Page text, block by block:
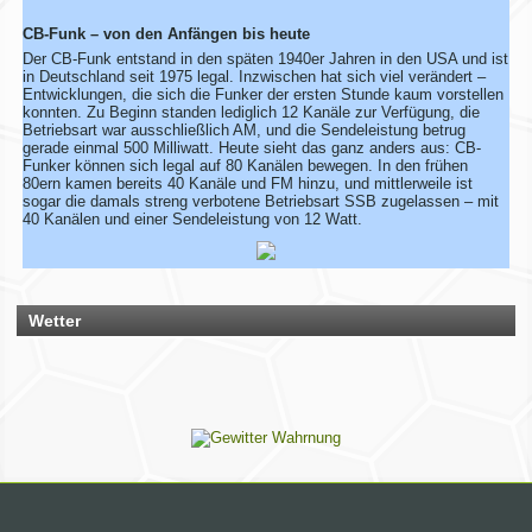
Solltest du schon eingetragen sein, aber deine Daten oder
dein Wohnort stimmen nicht mehr, gib uns ebenfalls kurz
Bescheid – dann ändern wir das direkt ab.
Bitte hab ein wenig Geduld, wenn die Umsetzung nicht immer
sofort klappt. Vielen Dank!
Rhein-Main Funkertreffen
Wir laden euch recht herzlich zu unserem 12. Rhein-Main
Funkertreffen vom 17. bis 19. JULI 2026 ein.
Wir überarbeiten unsere Map!
Du bist auch noch aktiv? Dann teile uns das einfach
CB-Funk – von den Anfängen bis heute
Der CB-Funk entstand in den späten 1940er Jahren in den USA und ist
in Deutschland seit 1975 legal. Inzwischen hat sich viel verändert –
Entwicklungen, die sich die Funker der ersten Stunde kaum vorstellen
konnten. Zu Beginn standen lediglich 12 Kanäle zur Verfügung, die
Betriebsart war ausschließlich AM, und die Sendeleistung betrug
gerade einmal 500 Milliwatt. Heute sieht das ganz anders aus: CB-
Funker können sich legal auf 80 Kanälen bewegen. In den frühen
80ern kamen bereits 40 Kanäle und FM hinzu, und mittlerweile ist
sogar die damals streng verbotene Betriebsart SSB zugelassen – mit
40 Kanälen und einer Sendeleistung von 12 Watt.
Wetter